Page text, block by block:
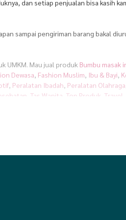
dan setiap penjualan bisa kasih
sampai pengiriman barang bakal
UMKM. Mau jual produk Bumbu masak
Dewasa, Fashion Muslim, Ibu & Bayi,
, Peralatan Ibadah, Peralatan Olahraga
Tas Wanita Top Produk Travel
rumah, kerja kantoran, atau bahkan
sukses itu lebih mudah diraih kalau